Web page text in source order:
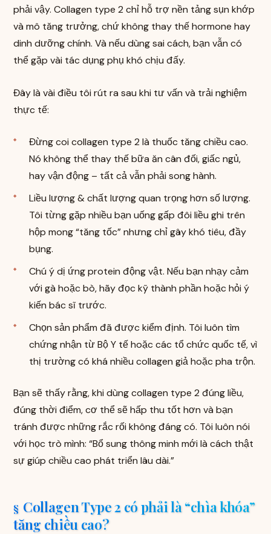
phải vậy. Collagen type 2 chỉ hỗ trợ nền tảng sụn khớp
và mô tăng trưởng, chứ không thay thế hormone hay
dinh dưỡng chính. Và nếu dùng sai cách, bạn vẫn có
thể gặp vài tác dụng phụ khó chịu đấy.
Đây là vài điều tôi rút ra sau khi tư vấn và trải nghiệm
thực tế:
Đừng coi collagen type 2 là thuốc tăng chiều cao.
Nó không thể thay thế bữa ăn cân đối, giấc ngủ,
hay vận động – tất cả vẫn phải song hành.
Liều lượng & chất lượng quan trọng hơn số lượng.
Tôi từng gặp nhiều bạn uống gấp đôi liều ghi trên
hộp mong “tăng tốc” nhưng chỉ gây khó tiêu, đầy
bụng.
Chú ý dị ứng protein động vật. Nếu bạn nhạy cảm
với gà hoặc bò, hãy đọc kỹ thành phần hoặc hỏi ý
kiến bác sĩ trước.
Chọn sản phẩm đã được kiểm định. Tôi luôn tìm
chứng nhận từ Bộ Y tế hoặc các tổ chức quốc tế, vì
thị trường có khá nhiều collagen giả hoặc pha trộn.
Bạn sẽ thấy rằng, khi dùng collagen type 2 đúng liều,
đúng thời điểm, cơ thể sẽ hấp thu tốt hơn và bạn
tránh được những rắc rối không đáng có. Tôi luôn nói
với học trò mình: “Bổ sung thông minh mới là cách thật
sự giúp chiều cao phát triển lâu dài.”
Collagen Type 2 có phải là “chìa khóa”
tăng chiều cao?